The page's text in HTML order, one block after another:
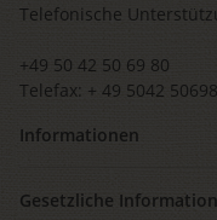
Telefonische
+49 50 42 50 69 80
Telefax: + 49 5042
Informationen
Gesetzliche